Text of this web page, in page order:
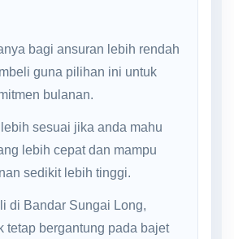
bagi ansuran lebih rendah
guna pilihan ini untuk
bulanan.
sesuai jika anda mahu
lebih cepat dan mampu
sedikit lebih tinggi.
di Bandar Sungai Long,
tetap bergantung pada bajet